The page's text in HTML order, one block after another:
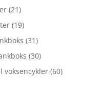
(21)
(19)
(31)
(30)
(60)